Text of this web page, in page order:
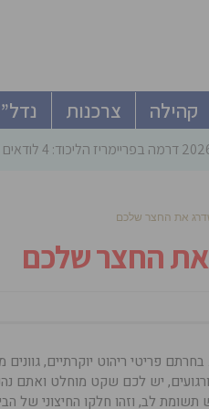
קהילה צרכנות
דרמה בפריימריז הליכוד: 4 לודאים יתמודדו על המקום בכנסת הבאה
את החצר שלכם
את החצר שלכם
פריטי ריהוט יוקרתיים,
ורגועים, יש לכם שקט מוחלט ואתם
לב, וזהו חלקו החיצוני של